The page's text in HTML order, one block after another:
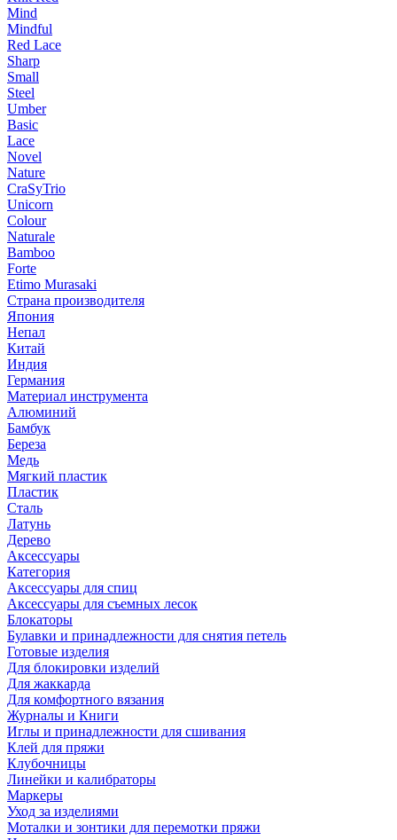
Mind
Mindful
Red Lace
Sharp
Small
Steel
Umber
Basic
Lace
Novel
Nature
CraSyTrio
Unicorn
Colour
Naturale
Bamboo
Forte
Etimo Murasaki
Страна производителя
Япония
Непал
Китай
Индия
Германия
Материал инструмента
Алюминий
Бамбук
Береза
Медь
Мягкий пластик
Пластик
Сталь
Латунь
Дерево
Аксессуары
Категория
Аксессуары для спиц
Аксессуары для съемных лесок
Блокаторы
Булавки и принадлежности для снятия петель
Готовые изделия
Для блокировки изделий
Для жаккарда
Для комфортного вязания
Журналы и Книги
Иглы и принадлежности для сшивания
Клей для пряжи
Клубочницы
Линейки и калибраторы
Маркеры
Уход за изделиями
Моталки и зонтики для перемотки пряжи